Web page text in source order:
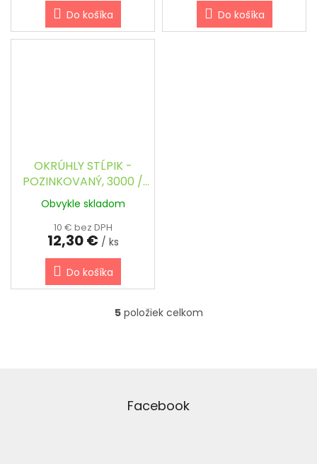
Do košíka Do košíka
OKRÚHLY STĹPIK -
POZINKOVANÝ, 3000 /
48 mm
Obvykle skladom
10 € bez DPH
12,30 € / ks
Do košíka
O
c
i
5položiek celkom
Facebook